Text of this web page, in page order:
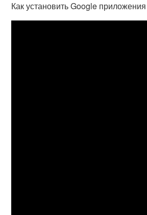
Как установить Google